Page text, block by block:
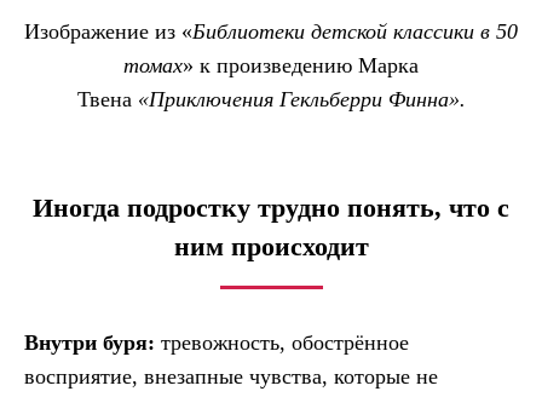
Изображение из «Библиотеки детской классики в 50
томах» к произведению Марка
Твена «Приключения Гекльберри Финна».
Иногда подростку трудно понять, что с
ним происходит
Внутри буря: тревожность, обострённое
восприятие, внезапные чувства, которые не